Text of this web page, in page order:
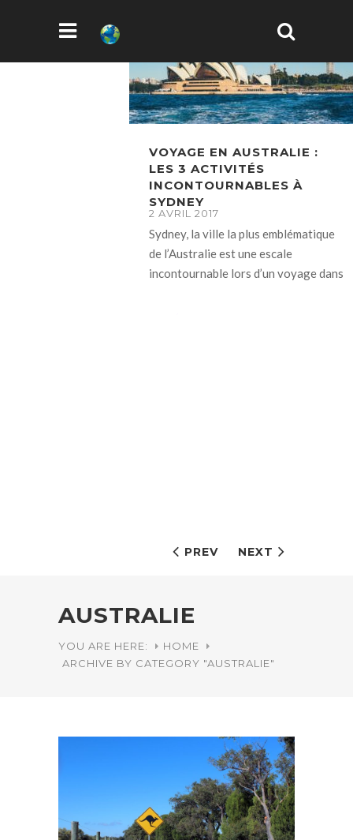
VOYAGE EN AUSTRALIE :
LES 3 ACTIVITÉS
INCONTOURNABLES À
SYDNEY
2 AVRIL 2017
Sydney, la ville la plus emblématique
de l’Australie est une escale
incontournable lors d’un voyage dans
AUSTRALIE
YOU ARE HERE:
HOME
ARCHIVE BY CATEGORY "AUSTRALIE"
PREV NEXT